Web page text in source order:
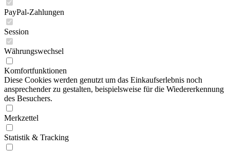
PayPal-Zahlungen
Session
Währungswechsel
Komfortfunktionen
Diese Cookies werden genutzt um das Einkaufserlebnis noch
ansprechender zu gestalten, beispielsweise für die Wiedererkennung
des Besuchers.
Merkzettel
Statistik & Tracking